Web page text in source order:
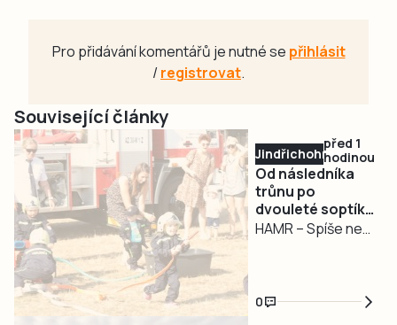
Pro přidávání komentářů je nutné se přihlásit
/registrovat.
Související články
Jindřichohradecko
před 1
hodinou
Od následníka
trůnu po
dvouleté soptíky.
Hasiči v Hamru
HAMR – Spíše než
sobotní událost v
Hamru podobala
0